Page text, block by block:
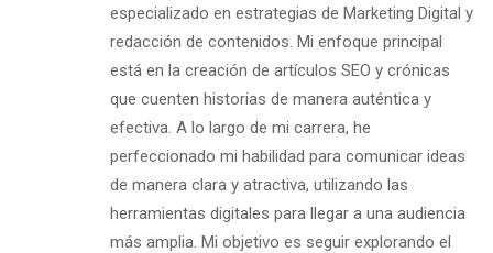
especializado en estrategias de Marketing Digital y
redacción de contenidos. Mi enfoque principal
está en la creación de artículos SEO y crónicas
que cuenten historias de manera auténtica y
efectiva. A lo largo de mi carrera, he
perfeccionado mi habilidad para comunicar ideas
de manera clara y atractiva, utilizando las
herramientas digitales para llegar a una audiencia
más amplia. Mi objetivo es seguir explorando el